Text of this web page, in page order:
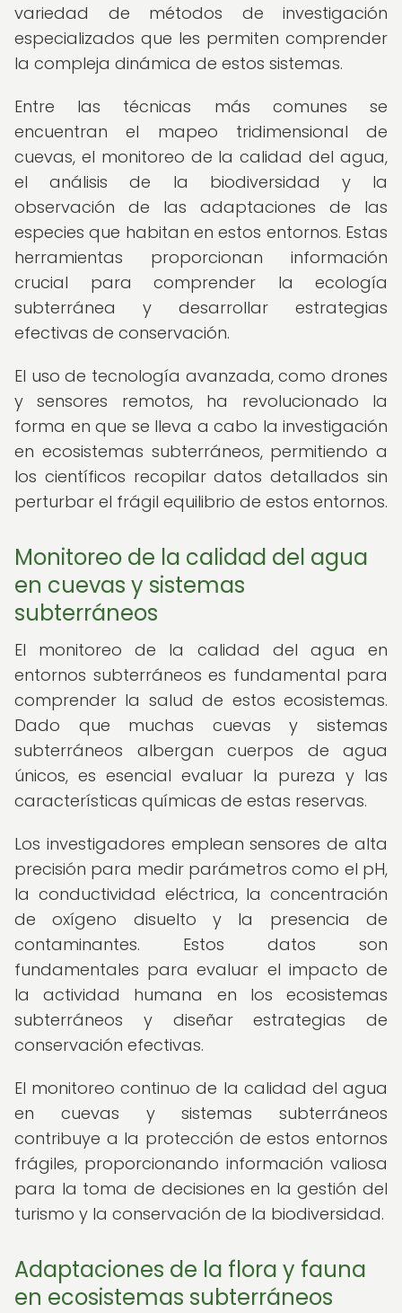
variedad de métodos de investigación
especializados que les permiten comprender
la compleja dinámica de estos sistemas.
Entre las técnicas más comunes se
encuentran el mapeo tridimensional de
cuevas, el monitoreo de la calidad del agua,
el análisis de la biodiversidad y la
observación de las adaptaciones de las
especies que habitan en estos entornos. Estas
herramientas proporcionan información
crucial para comprender la ecología
subterránea y desarrollar estrategias
efectivas de conservación.
El uso de tecnología avanzada, como drones
y sensores remotos, ha revolucionado la
forma en que se lleva a cabo la investigación
en ecosistemas subterráneos, permitiendo a
los científicos recopilar datos detallados sin
perturbar el frágil equilibrio de estos entornos.
Monitoreo de la calidad del agua
en cuevas y sistemas
subterráneos
El monitoreo de la calidad del agua en
entornos subterráneos es fundamental para
comprender la salud de estos ecosistemas.
Dado que muchas cuevas y sistemas
subterráneos albergan cuerpos de agua
únicos, es esencial evaluar la pureza y las
características químicas de estas reservas.
Los investigadores emplean sensores de alta
precisión para medir parámetros como el pH,
la conductividad eléctrica, la concentración
de oxígeno disuelto y la presencia de
contaminantes. Estos datos son
fundamentales para evaluar el impacto de
la actividad humana en los ecosistemas
subterráneos y diseñar estrategias de
conservación efectivas.
El monitoreo continuo de la calidad del agua
en cuevas y sistemas subterráneos
contribuye a la protección de estos entornos
frágiles, proporcionando información valiosa
para la toma de decisiones en la gestión del
turismo y la conservación de la biodiversidad.
Adaptaciones de la flora y fauna
en ecosistemas subterráneos